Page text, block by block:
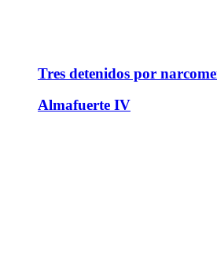
Tres detenidos por
Almafuerte IV